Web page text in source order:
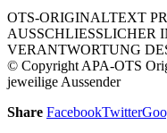
OTS-ORIGINALTEXT
AUSSCHLIESSLICHER
VERANTWORTUNG
© Copyright APA-OTS
jeweilige Aussender
Share FacebookTwitter